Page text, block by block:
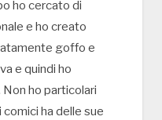
ho cercato di
e ho creato
goffo e
e quindi ho
ho particolari
ha delle sue